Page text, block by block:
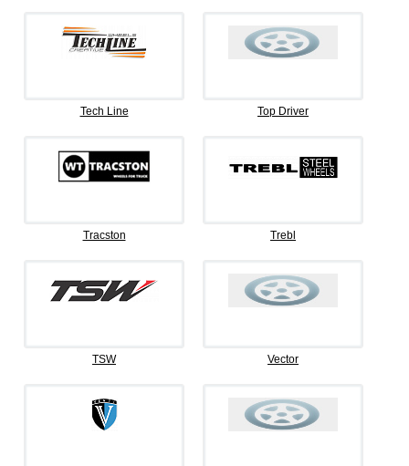
Tech Line Top Driver
Tracston Trebl
TSW Vector